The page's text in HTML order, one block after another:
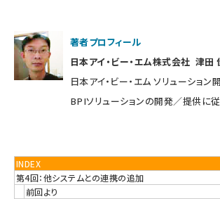
著者プロフィール
日本アイ・ビー・エム株式会社 津田
日本アイ・ビー・エム ソリューショ
BPIソリューションの開発／提供に従
INDEX
第4回：他システムとの連携の追加
前回より